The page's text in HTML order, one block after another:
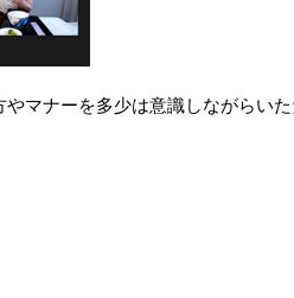
マナーを多少は意識しながらい